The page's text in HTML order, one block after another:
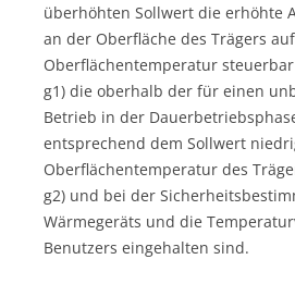
überhöhten Sollwert die erhöhte
an der Oberfläche des Trägers
Oberflächentemperatur
g1) die oberhalb der für einen
Betrieb in der
entsprechend dem Sollwert
Oberflächentemperatur des
g2) und bei der
Wärmegeräts und die
Benutzers eingehalten sind.